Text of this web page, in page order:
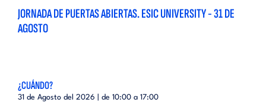
JORNADA DE PUERTAS ABIERTAS. ESIC UNIVERSITY - 31 DE
AGOSTO
¿CUÁNDO?
31 de Agosto del 2026 | de 10:00 a 17:00